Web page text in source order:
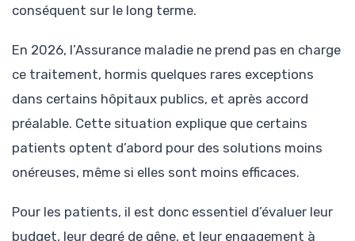
conséquent sur le long terme.
En 2026, l’Assurance maladie ne prend pas en charge
ce traitement, hormis quelques rares exceptions
dans certains hôpitaux publics, et après accord
préalable. Cette situation explique que certains
patients optent d’abord pour des solutions moins
onéreuses, même si elles sont moins efficaces.
Pour les patients, il est donc essentiel d’évaluer leur
budget, leur degré de gêne, et leur engagement à